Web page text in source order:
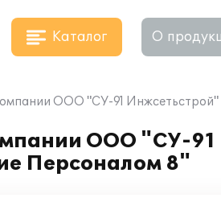
Каталог О
ООО "СУ-91
ООО "СУ-
Персоналом 8"